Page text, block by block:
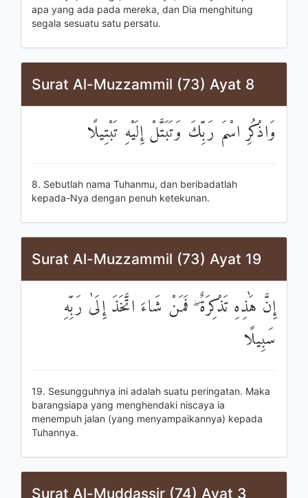
apa yang ada pada mereka, dan Dia menghitung
segala sesuatu satu persatu.
Surat Al-Muzzammil (73) Ayat 8
وَاذْكُرِ اسْمَ رَبِّكَ وَتَبَتَّلْ إِلَيْهِ تَبْتِيلًا
8. Sebutlah nama Tuhanmu, dan beribadatlah
kepada-Nya dengan penuh ketekunan.
Surat Al-Muzzammil (73) Ayat 19
إِنَّ هَٰذِهِ تَذْكِرَةٌ ۖ فَمَنْ شَاءَ اتَّخَذَ إِلَىٰ رَبِّهِ
سَبِيلًا
19. Sesungguhnya ini adalah suatu peringatan. Maka
barangsiapa yang menghendaki niscaya ia
menempuh jalan (yang menyampaikannya) kepada
Tuhannya.
Surat Al-Muddassir (74) Ayat 3